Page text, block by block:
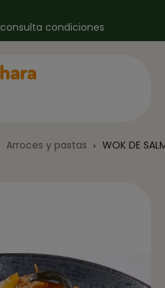
consulta condiciones
Arroces y pastas WOK DE